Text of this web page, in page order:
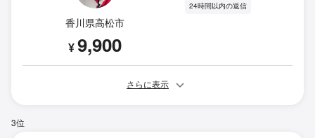
香川県高松市
¥9,900
24時間以内の返信
さらに表示
3位